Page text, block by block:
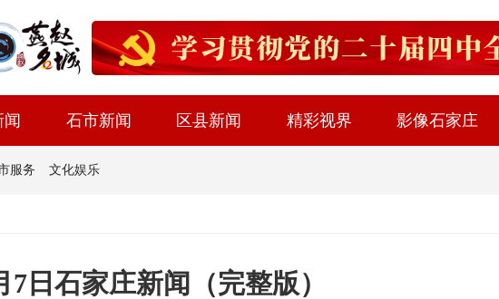
石市新闻 区县新闻 精彩视界 影像石家庄
服务 文化娱乐
7日石家庄新闻（完整版）